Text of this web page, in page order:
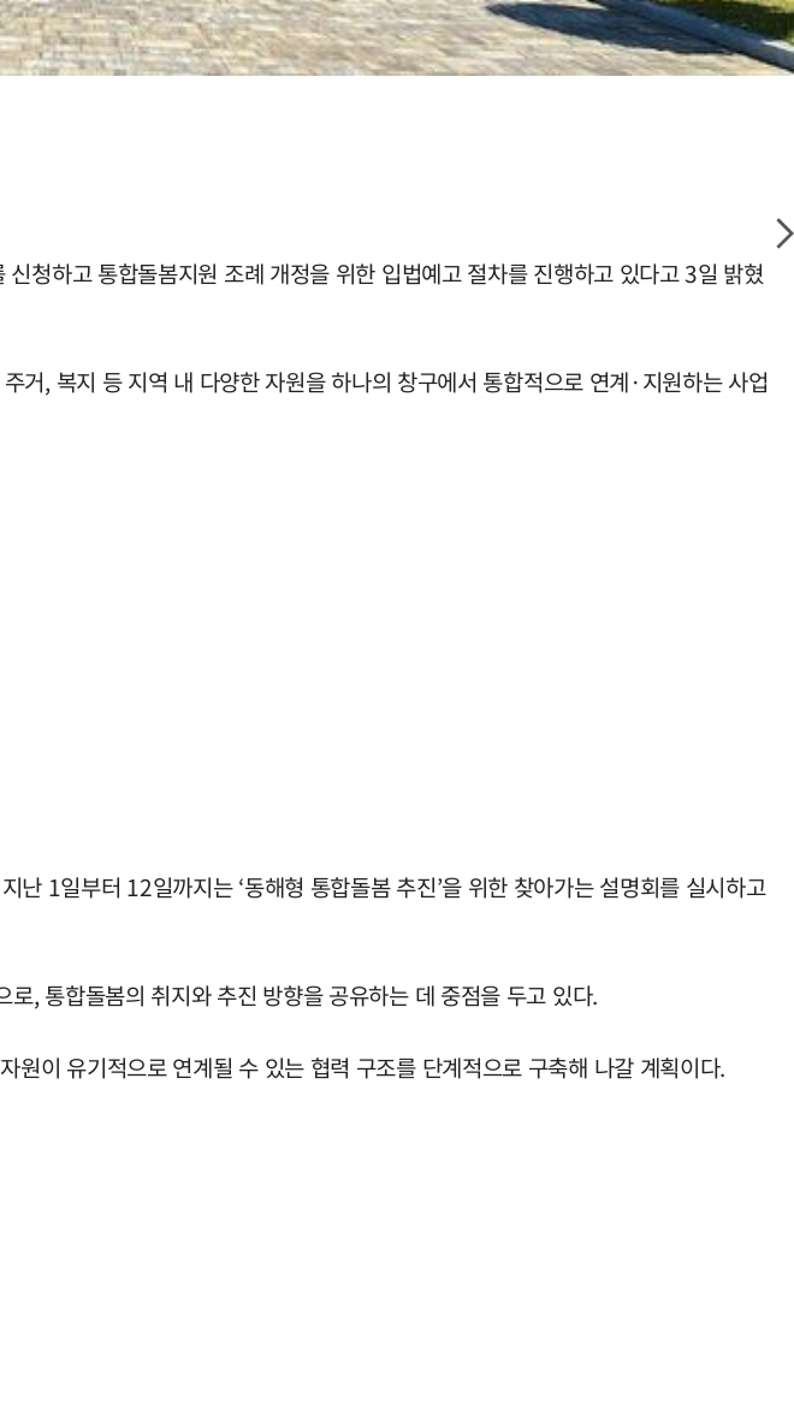
청하고 통합돌봄지원 조례 개정을 위한 입법예고 절차를 진행하고 있다고 3일 밝혔
거, 복지 등 지역 내 다양한 자원을 하나의 창구에서 통합적으로 연계·지원하는 사업
1일부터 12일까지는 ‘동해형 통합돌봄 추진’을 위한 찾아가는 설명회를 실시하고
, 통합돌봄의 취지와 추진 방향을 공유하는 데 중점을 두고 있다.
이 유기적으로 연계될 수 있는 협력 구조를 단계적으로 구축해 나갈 계획이다.